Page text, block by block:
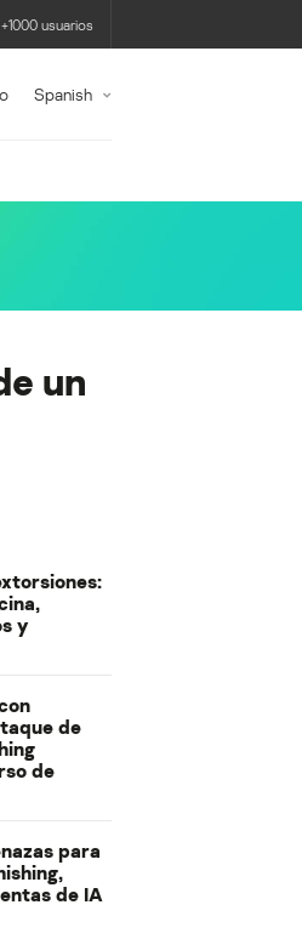
+1000 usuarios
Spanish
un
y
de
de
para
de IA